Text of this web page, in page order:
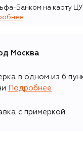
Банком на карту
Москва
в одном из 6
Подробнее
с примеркой